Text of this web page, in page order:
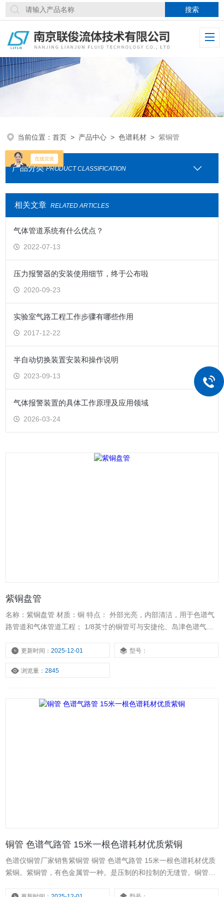
当前位置：首页 > 产品中心 >色谱耗材 >紫铜管
产品分类 PRODUCT CLASSIFICATION
相关文章 RELATED ARTICLES
气体管道系统有什么优点？
2022-07-13
压力报警器的安装使用细节，终于公布啦
2020-09-23
实验室气路工程工作步骤有哪些作用
2017-12-22
半自动切换装置安装和操作说明
2023-09-13
气体报警装置的具体工作原理及应用领域
2026-03-24
紫铜盘管
名称：紫铜盘管 材质：铜 特点： 外部光亮，内部清洁，用于色谱气
路管道和气体管道工程； 1/8英寸的铜管可与安捷伦、岛津色谱气路
更新时间：2025-12-01 型号：
浏览量：2845
铜管 色谱气路管 15米一根色谱耗材优质紫铜
色谱仪铜管厂家销售紫铜管 铜管 色谱气路管 15米一根色谱耗材优质
紫铜。紫铜管，有色金属管一种。是压制的和拉制的无缝管。铜管具